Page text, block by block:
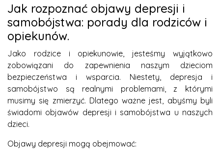
Jak rozpoznać objawy depresji i
samobójstwa: porady dla rodziców i
opiekunów.
Jako rodzice i opiekunowie, jesteśmy wyjątkowo
zobowiązani do zapewnienia naszym dzieciom
bezpieczeństwa i wsparcia. Niestety, depresja i
samobójstwo są realnymi problemami, z którymi
musimy się zmierzyć. Dlatego ważne jest, abyśmy byli
świadomi objawów depresji i samobójstwa u naszych
dzieci.
Objawy depresji mogą obejmować: